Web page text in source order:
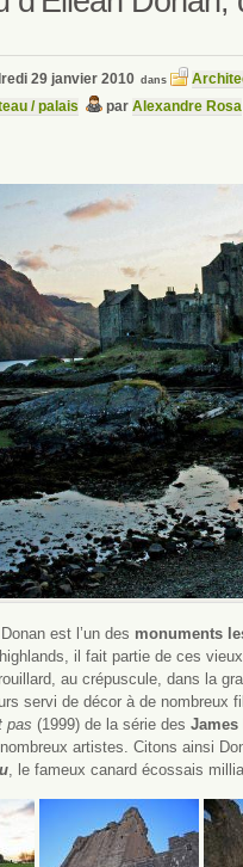
29 janvier 2010 dans
/ palais par Alexandre Rosa
est l’un des monuments
il fait partie de ces
au crépuscule, dans la
servi de décor à de nombreux
pas (1999) de la série des James
artistes. Citons ainsi
, le fameux canard écossais